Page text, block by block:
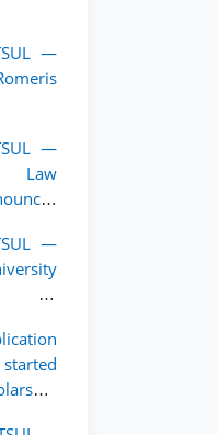
of
2nd
—
2nd
—
Law
3rd-
—
an
2nd